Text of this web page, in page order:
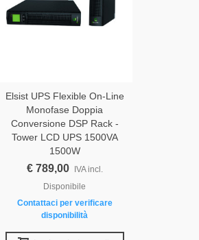
Elsist UPS Flexible On-Line
Monofase Doppia
Conversione DSP Rack -
Tower LCD UPS 1500VA
1500W
€ 789,00
IVA incl.
Disponibile
Contattaci per verificare
disponibilità